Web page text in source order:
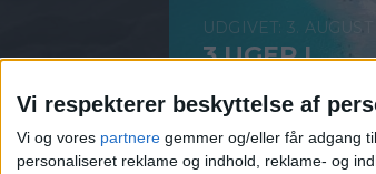
Vi respekterer beskyttelse af
Vi og vores partnere gemmer og/eller får adgang
personaliseret reklame og indhold, reklame- og
3. AUGUST
3 UGER I
FOR KUN